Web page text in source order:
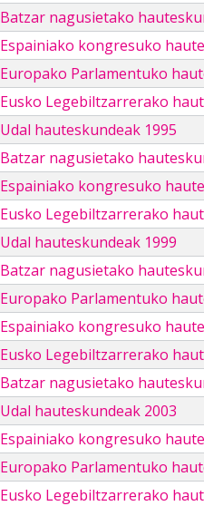
Batzar nagusietako
Espainiako kongresuko
Europako Parlamentuko
Eusko Legebiltzarrerako
Udal hauteskundeak 1995
Batzar nagusietako
Espainiako kongresuko
Eusko Legebiltzarrerako
Udal hauteskundeak 1999
Batzar nagusietako
Europako Parlamentuko
Espainiako kongresuko
Eusko Legebiltzarrerako
Batzar nagusietako
Udal hauteskundeak 2003
Espainiako kongresuko
Europako Parlamentuko
Eusko Legebiltzarrerako